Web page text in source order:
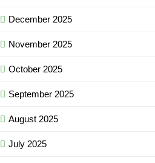
December 2025
November 2025
October 2025
September 2025
August 2025
July 2025